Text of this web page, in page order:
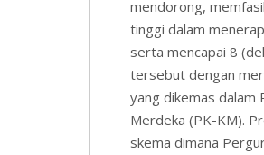
mendorong,
tinggi dalam
serta mencapai 8
tersebut dengan
yang dikemas dalam
Merdeka (PK-KM).
skema dimana